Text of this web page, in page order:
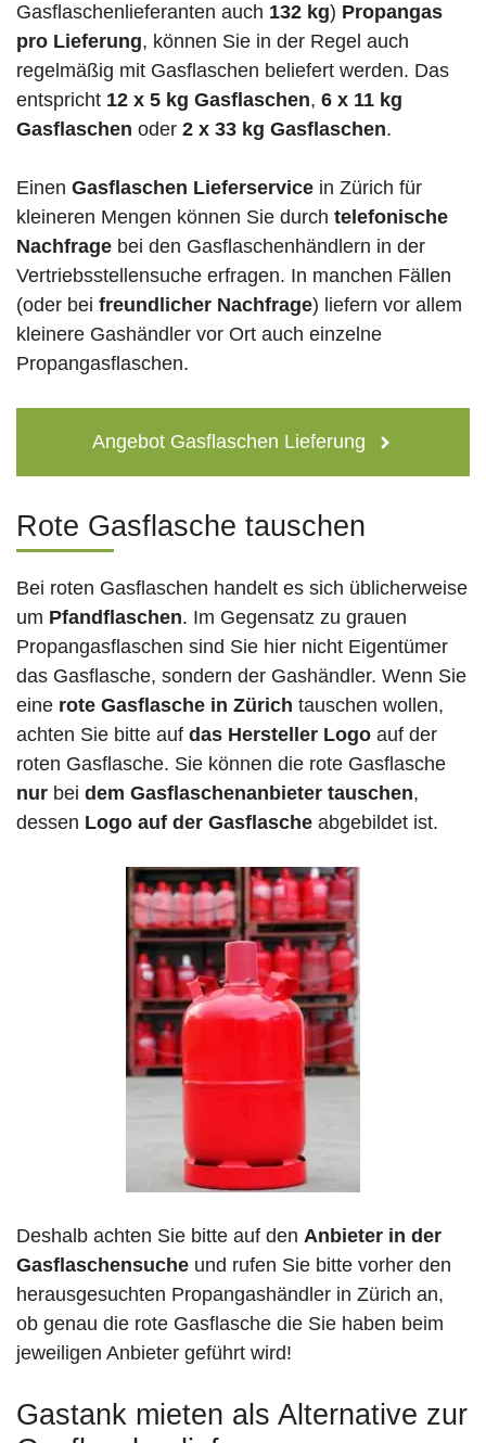
Gasflaschenlieferanten auch 132 kg) Propangas
pro Lieferung, können Sie in der Regel auch
regelmäßig mit Gasflaschen beliefert werden. Das
entspricht 12 x 5 kg Gasflaschen, 6 x 11 kg
Gasflaschen oder 2 x 33 kg Gasflaschen.
Einen Gasflaschen Lieferservice in Zürich für
kleineren Mengen können Sie durch telefonische
Nachfrage bei den Gasflaschenhändlern in der
Vertriebsstellensuche erfragen. In manchen Fällen
(oder bei freundlicher Nachfrage) liefern vor allem
kleinere Gashändler vor Ort auch einzelne
Propangasflaschen.
Angebot Gasflaschen Lieferung
Rote Gasflasche tauschen
Bei roten Gasflaschen handelt es sich üblicherweise
um Pfandflaschen. Im Gegensatz zu grauen
Propangasflaschen sind Sie hier nicht Eigentümer
das Gasflasche, sondern der Gashändler. Wenn Sie
eine rote Gasflasche in Zürich tauschen wollen,
achten Sie bitte auf das Hersteller Logo auf der
roten Gasflasche. Sie können die rote Gasflasche
nur bei dem Gasflaschenanbieter tauschen,
dessen Logo auf der Gasflasche abgebildet ist.
Deshalb achten Sie bitte auf den Anbieter in der
Gasflaschensuche und rufen Sie bitte vorher den
herausgesuchten Propangashändler in Zürich an,
ob genau die rote Gasflasche die Sie haben beim
jeweiligen Anbieter geführt wird!
Gastank mieten als Alternative zur